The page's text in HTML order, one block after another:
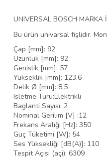
UNIVERSAL BOSCH
Bu ürün univarsal fişlidir.
Çap [mm]: 92
Uzunluk [mm]: 92
Genislik [mm]: 57
Yükseklik [mm]: 123,6
Delik Ø [mm]: 8,5
Isletme Türü:Elektrikli
Baglanti Sayısı: 2
Nominal Gerilim [V] :12
Frekans Aralığı [Hz]: 350
Güç Tüketimi [W]: 54
Ses Yüksekliği [dB(A)]: 110
Tespit Açısı (açi): 6309